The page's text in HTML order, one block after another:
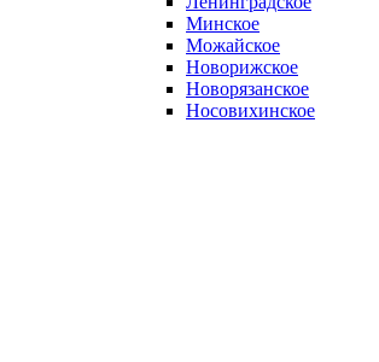
Минское
Можайское
Новорижское
Новорязанское
Носовихинское